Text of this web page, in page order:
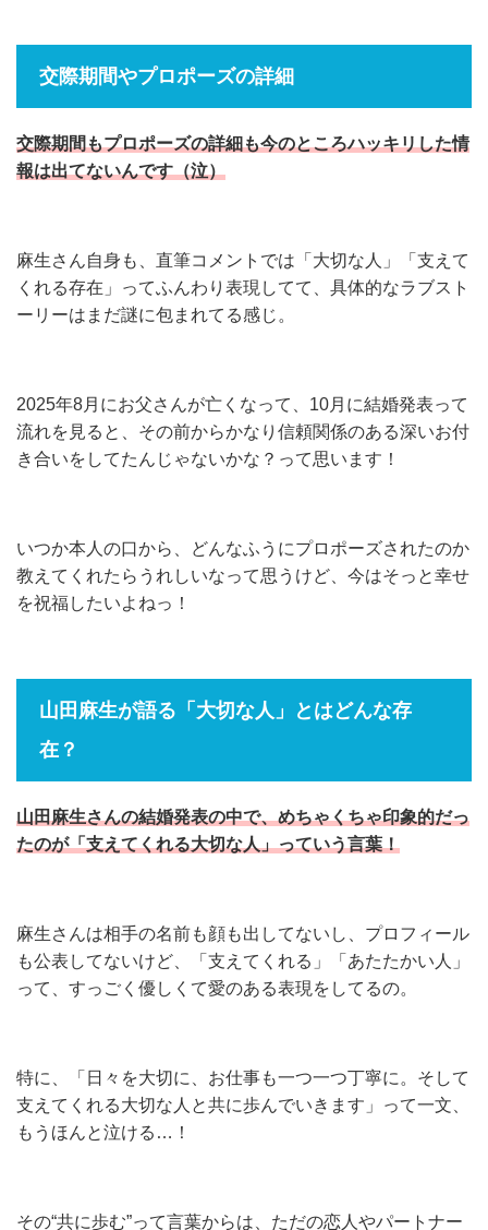
交際期間やプロポーズの詳細
交際期間もプロポーズの詳細も今のところハッキリした情
報は出てないんです（泣）
麻生さん自身も、直筆コメントでは「大切な人」「支えて
くれる存在」ってふんわり表現してて、具体的なラブスト
ーリーはまだ謎に包まれてる感じ。
2025年8月にお父さんが亡くなって、10月に結婚発表って
流れを見ると、その前からかなり信頼関係のある深いお付
き合いをしてたんじゃないかな？って思います！
いつか本人の口から、どんなふうにプロポーズされたのか
教えてくれたらうれしいなって思うけど、今はそっと幸せ
を祝福したいよねっ！
山田麻生が語る「大切な人」とはどんな存
在？
山田麻生さんの結婚発表の中で、めちゃくちゃ印象的だっ
たのが「支えてくれる大切な人」っていう言葉！
麻生さんは相手の名前も顔も出してないし、プロフィール
も公表してないけど、「支えてくれる」「あたたかい人」
って、すっごく優しくて愛のある表現をしてるの。
特に、「日々を大切に、お仕事も一つ一つ丁寧に。そして
支えてくれる大切な人と共に歩んでいきます」って一文、
もうほんと泣ける…！
その“共に歩む”って言葉からは、ただの恋人やパートナー